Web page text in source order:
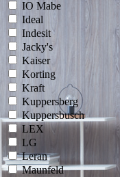
IO Mabe
Ideal
Indesit
Jacky's
Kaiser
Korting
Kraft
Kuppersberg
Kuppersbusch
LEX
LG
Leran
Maunfeld